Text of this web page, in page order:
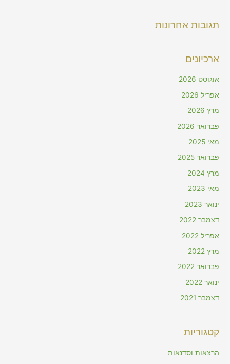
תגובות אחרונות
ארכיונים
אוגוסט 2026
אפריל 2026
מרץ 2026
פברואר 2026
מאי 2025
פברואר 2025
מרץ 2024
מאי 2023
ינואר 2023
דצמבר 2022
אפריל 2022
מרץ 2022
פברואר 2022
ינואר 2022
דצמבר 2021
קטגוריות
הרצאות וסדנאות